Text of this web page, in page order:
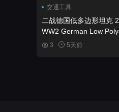
交通工具
二战德国低多边形坦克 2
WW2 German Low Poly
Tanks #2
3 5天前